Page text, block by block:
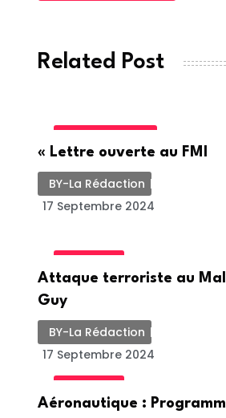
Related Post
« Lettre ouverte au FMI
BY-La Rédaction
17 Septembre 2024
Attaque terroriste au
Guy
BY-La Rédaction
17 Septembre 2024
Aéronautique :